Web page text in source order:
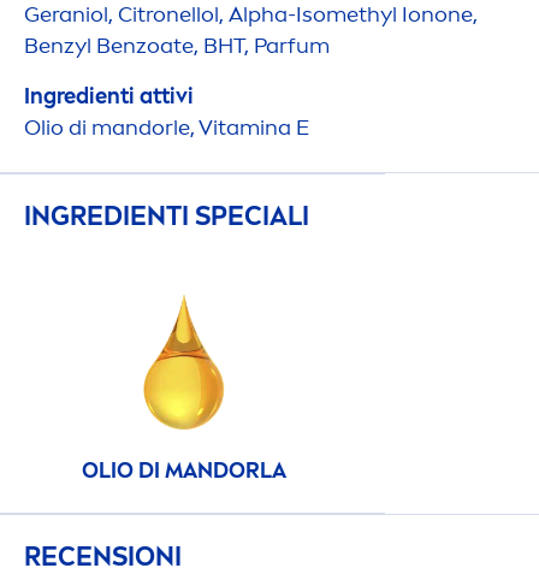
Geraniol, Citronellol, Alpha-Isomethyl Ionone,
Benzyl Benzoate, BHT, Parfum
Ingredienti attivi
Olio di mandorle,Vitamina E
INGREDIENTI SPECIALI
OLIO DI MANDORLA
RECENSIONI